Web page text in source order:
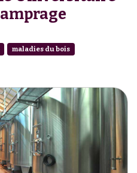
maladies du bois